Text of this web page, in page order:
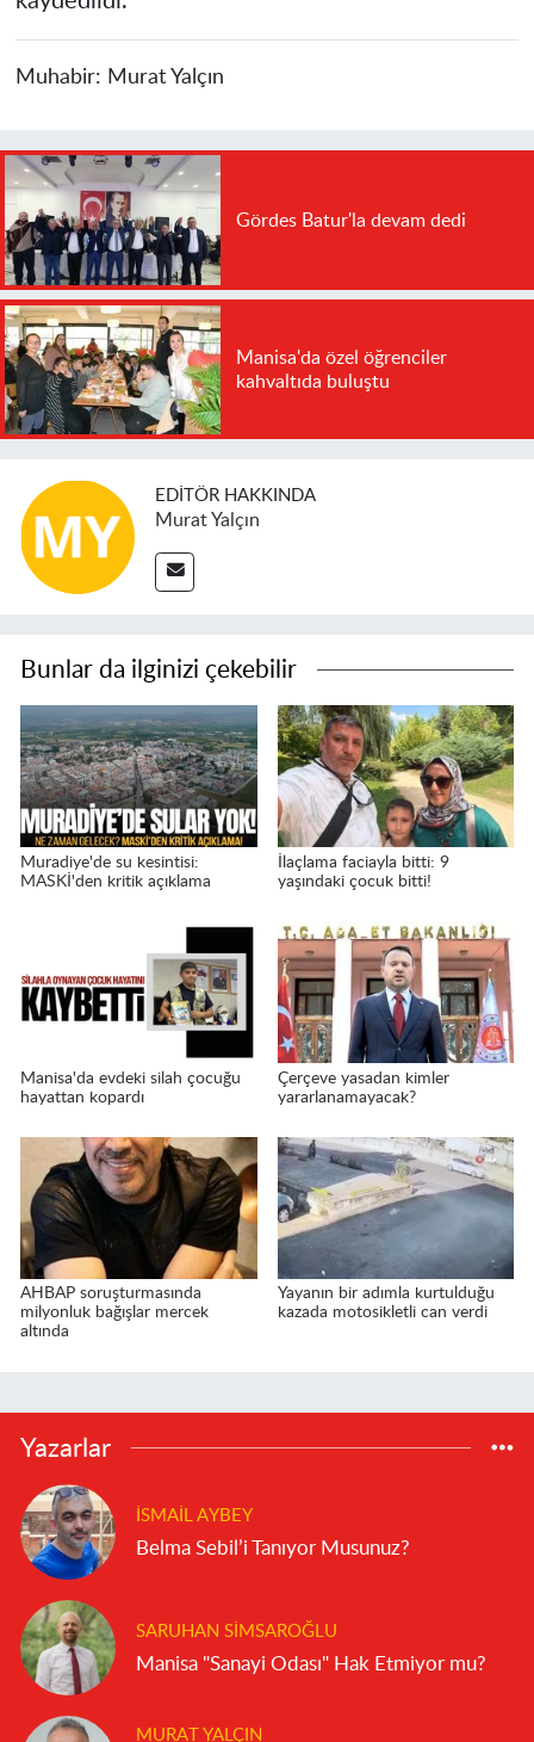
Muhabir: Murat Yalçın
Gördes Batur'la devam dedi
Manisa'da özel öğrenciler
kahvaltıda buluştu
EDITÖR HAKKINDA
Murat Yalçın
Bunlar da ilginizi çekebilir
Muradiye'de su kesintisi:
MASKİ'den kritik açıklama
İlaçlama faciayla bitti: 9
yaşındaki çocuk bitti!
Manisa'da evdeki silah çocuğu
hayattan kopardı
Çerçeve yasadan kimler
yararlanamayacak?
AHBAP soruşturmasında
milyonluk bağışlar mercek
altında
Yayanın bir adımla kurtulduğu
kazada motosikletli can verdi
Yazarlar
İSMAIL AYBEY
Belma Sebil’i Tanıyor Musunuz?
SARUHAN SIMSAROĞLU
Manisa "Sanayi Odası" Hak Etmiyor mu?
MURAT YALÇIN